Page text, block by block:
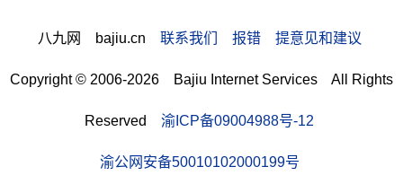
八九网 bajiu.cn 联系我们 报错 提意见和建议
Copyright © 2006-2026 Bajiu Internet Services All Rights
Reserved 渝ICP备09004988号-12
渝公网安备50010102000199号